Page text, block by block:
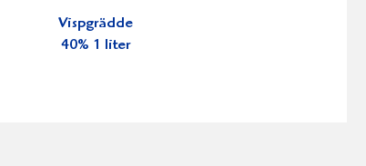
Vispgrädde
40% 1 liter